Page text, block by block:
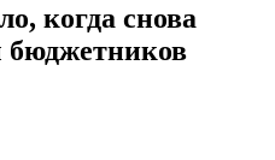
когда снова
бюджетников